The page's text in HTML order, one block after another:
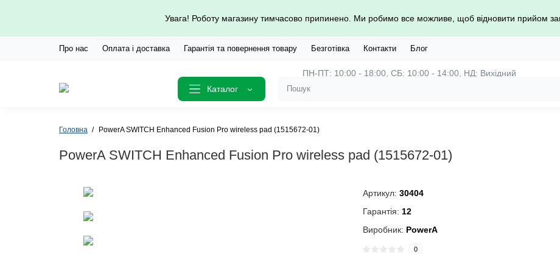
Увага! Роботу магазину тимчасово припинено. Ми робимо все можливе, щоб відновити прийом
Про нас Оплата і доставка Гарантія та повернення товару Безготівка Контакти Блог
Каталог
ПН-ПТ: 10:00 - 18:00, СБ: 10:00 - 14:00, НД: Вихідний
Головна PowerA SWITCH Enhanced Fusion Pro wireless pad (1515672-01)
PowerA SWITCH Enhanced Fusion Pro wireless pad (1515672-01)
Артикул: 30404
Гарантія: 12
Виробник: PowerA
0